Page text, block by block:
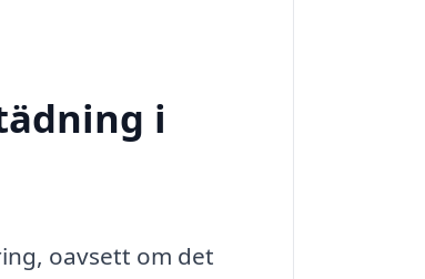
i
oavsett om det